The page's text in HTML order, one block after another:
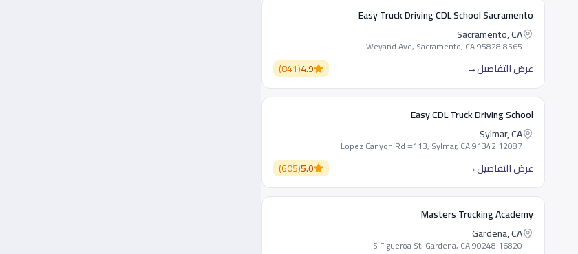
Easy Truck Driving CDL School Sacramento
Sacramento, CA
8565 Weyand Ave, Sacramento, CA 95828
عرض التفاصيل→
4.9
(
841
)
Easy CDL Truck Driving School
Sylmar, CA
12087 Lopez Canyon Rd #113, Sylmar, CA 91342
عرض التفاصيل→
5.0
(
605
)
Masters Trucking Academy
Gardena, CA
16820 S Figueroa St, Gardena, CA 90248